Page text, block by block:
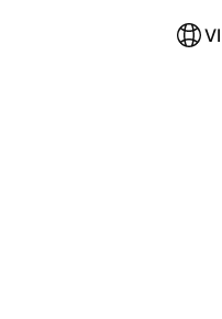
VI